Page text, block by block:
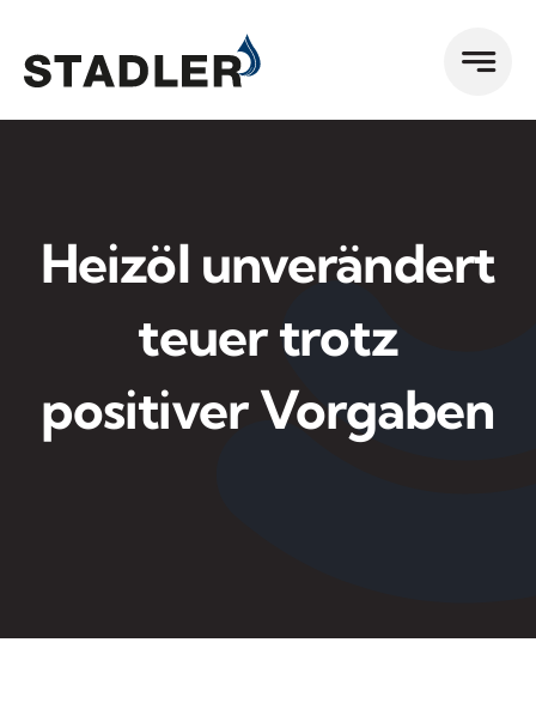
Inhalt
springen
Heizöl unverändert
teuer trotz
positiver Vorgaben